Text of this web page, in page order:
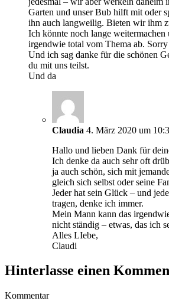
Garten und unser Bub hilft mit oder
ihn auch langweilig. Bieten wir ihm
Ich könnte noch lange weitermachen
irgendwie total vom Thema ab.
Und ich sag danke für die schönen
du mit uns teilst.
Und da
Claudia 4. März 2020 um
Hallo und lieben Dank für
Ich denke da auch sehr oft
ja auch schön, sich mit
gleich sich selbst oder seine
Jeder hat sein Glück – und
tragen, denke ich immer.
Mein Mann kann das
nicht ständig – etwas, das ich
Alles LIebe,
Claudi
Hinterlasse einen
Kommentar